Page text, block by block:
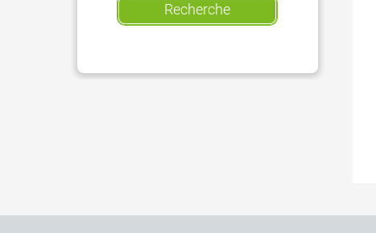
Recherche